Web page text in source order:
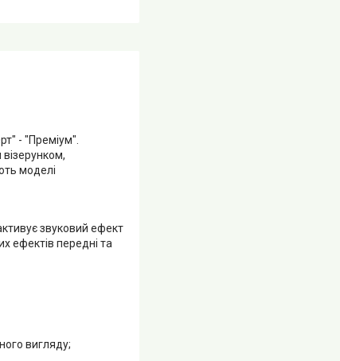
- "Преміум".
моделі
звуковий ефект
ефектів передні та
вигляду;